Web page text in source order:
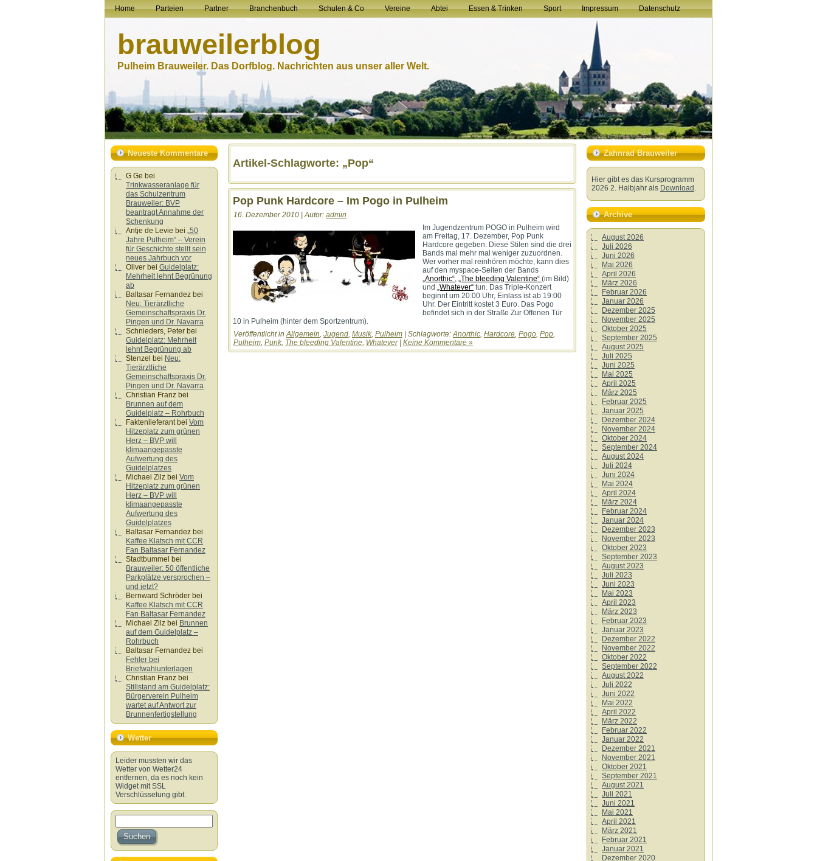
Home Parteien Partner Branchenbuch Schulen & Co Vereine Abtei Essen & Trinken Sport Impressum Datenschutz
brauweilerblog
Pulheim Brauweiler. Das Dorfblog. Nachrichten aus unser aller Welt.
Neueste Kommentare
G Ge bei
Trinkwasseranlage für
das Schulzentrum
Brauweiler: BVP
beantragt Annahme der
Schenkung
Antje de Levie bei „50
Jahre Pulheim“ – Verein
für Geschichte stellt sein
neues Jahrbuch vor
Oliver bei Guidelplatz:
Mehrheit lehnt Begrünung
ab
Baltasar Fernandez bei
Neu: Tierärztliche
Gemeinschaftspraxis Dr.
Pingen und Dr. Navarra
Schnieders, Peter bei
Guidelplatz: Mehrheit
lehnt Begrünung ab
Stenzel bei Neu:
Tierärztliche
Gemeinschaftspraxis Dr.
Pingen und Dr. Navarra
Christian Franz bei
Brunnen auf dem
Guidelplatz – Rohrbuch
Faktenlieferantbei Vom
Hitzeplatz zum grünen
Herz – BVP will
klimaangepasste
Aufwertung des
Guidelplatzes
Michael Zilz bei Vom
Hitzeplatz zum grünen
Herz – BVP will
klimaangepasste
Aufwertung des
Guidelplatzes
Baltasar Fernandez bei
Kaffee Klatsch mit CCR
Fan Baltasar Fernandez
Stadtbummel bei
Brauweiler: 50 öffentliche
Parkplätze versprochen –
und jetzt?
Bernward Schröder bei
Kaffee Klatsch mit CCR
Fan Baltasar Fernandez
Michael Zilz bei Brunnen
auf dem Guidelplatz –
Rohrbuch
Baltasar Fernandez bei
Fehler bei
Briefwahlunterlagen
Christian Franz bei
Stillstand am Guidelplatz:
Bürgerverein Pulheim
wartet auf Antwort zur
Brunnenfertigstellung
Wetter
Leider mussten wir das
Wetter von Wetter24
entfernen, da es noch kein
Widget mit SSL
Verschlüsselung gibt.
Artikel-Schlagworte: „Pop“
Pop Punk Hardcore – Im Pogo in Pulheim
16. Dezember 2010 | Autor: admin
Im Jugendzentrum POGO in Pulheim wird
am Freitag, 17. Dezember, Pop Punk
Hardcore gegeben. Diese Stilen sind die drei
Bands mal mehr mal weniger zuzuordnen.
Wer vorher mal reinhören möchte, kann dies
auf den myspace-Seiten der Bands
„Anorthic“, „The bleeding Valentine“ (im Bild)
und „Whatever“ tun. Das Triple-Konzert
beginnt um 20.00 Uhr, Einlass ist ab 19:00
Uhr. Der Eintritt kostet 3 Euro. Das Pogo
befindet sich in der Straße Zur Offenen Tür
10 in Pulheim (hinter dem Sportzentrum).
Veröffentlicht inAllgemein, Jugend, Musik, Pulheim | Schlagworte:Anorthic, Hardcore, Pogo, Pop,
Pulheim, Punk, The bleeding Valentine, Whatever| Keine Kommentare »
Zahnrad Brauweiler
Hier gibt es das Kursprogramm
2026 2. Halbjahr als Download .
Archive
August 2026
Juli 2026
Juni 2026
Mai 2026
April 2026
März 2026
Februar 2026
Januar 2026
Dezember 2025
November 2025
Oktober 2025
September 2025
August 2025
Juli 2025
Juni 2025
Mai 2025
April 2025
März 2025
Februar 2025
Januar 2025
Dezember 2024
November 2024
Oktober 2024
September 2024
August 2024
Juli 2024
Juni 2024
Mai 2024
April 2024
März 2024
Februar 2024
Januar 2024
Dezember 2023
November 2023
Oktober 2023
September 2023
August 2023
Juli 2023
Juni 2023
Mai 2023
April 2023
März 2023
Februar 2023
Januar 2023
Dezember 2022
November 2022
Oktober 2022
September 2022
August 2022
Juli 2022
Juni 2022
Mai 2022
April 2022
März 2022
Februar 2022
Januar 2022
Dezember 2021
November 2021
Oktober 2021
September 2021
August 2021
Juli 2021
Juni 2021
Mai 2021
April 2021
März 2021
Februar 2021
Januar 2021
Dezember 2020